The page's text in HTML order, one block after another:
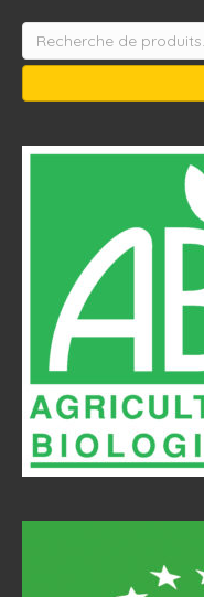
Recherche
pour :